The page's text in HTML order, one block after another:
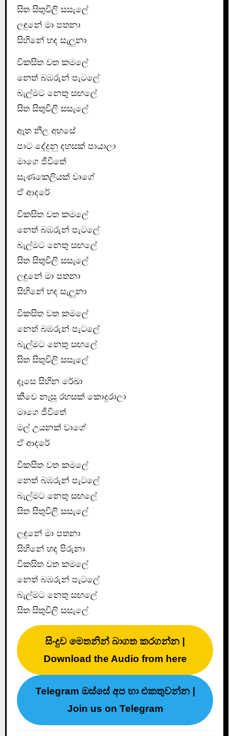
සිත සිතුවිලි සසැලේ
ලඳුනේ මා පතනා
සිහිනේ හද සැලුනා
විකසිත වත කමලේ
නෙත් බඹරුන් පැටලේ
බැල්මට නෙතු සඟලේ
සිත සිතුවිලි සසැලේ
ඈත නීල අහසේ
පාට දේදුනු දහසක් පායාලා
මාගෙ ජීවිතේ
සැණකෙලියක් වාගේ
ඒ ආදරේ
විකසිත වත කමලේ
නෙත් බඹරුන් පැටලේ
බැල්මට නෙතු සඟලේ
සිත සිතුවිලි සසැලේ
ලඳුනේ මා පතනා
සිහිනේ හද සැලුනා
විකසිත වත කමලේ
නෙත් බඹරුන් පැටලේ
බැල්මට නෙතු සඟලේ
සිත සිතුවිලි සසැලේ
දෑසෙ සිහින රේඛා
කීවෙ නෑසූ රහසක් කොදුරාලා
මාගෙ ජීවිතේ
මල් උයනක් වාගේ
ඒ ආදරේ
විකසිත වත කමලේ
නෙත් බඹරුන් පැටලේ
බැල්මට නෙතු සඟලේ
සිත සිතුවිලි සසැලේ
ලඳුනේ මා පතනා
සිහිනේ හද පිරුනා
විකසිත වත කමලේ
නෙත් බඹරුන් පැටලේ
බැල්මට නෙතු සඟලේ
සිත සිතුවිලි සසැලේ
සිංදුව මෙතනින් බාගත කරගන්න |
Download the Audio from here
Telegram ඔස්සේ අප හා එකතුවන්න |
Join us on Telegram